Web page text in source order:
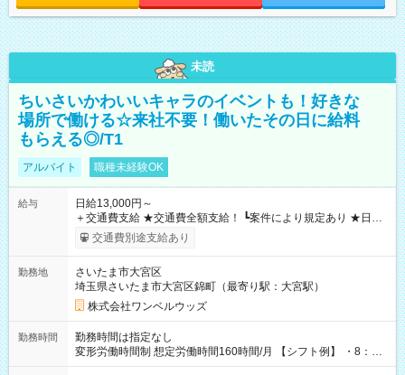
未読
ちいさいかわいいキャラのイベントも！好きな
場所で働ける☆来社不要！働いたその日に給料
もらえる◎/T1
アルバイト 職種未経験OK
給与
日給13,000円～
＋交通費支給 ★交通費全額支給！ ┗案件により規定あり ★日払
いOK！（規定あり） ┗働いたその日に現金GET♪ お仕事後はコ
ンビニATMから 日払い分を引き落とせます！ 【試用期間】試
交通費別途支給あり
勤務地
さいたま市大宮区
埼玉県さいたま市大宮区錦町（最寄り駅：大宮駅）
株式会社ワンベルウッズ
勤務時間
勤務時間は指定なし
変形労働時間制 想定労働時間160時間/月 【シフト例】 ・8：00
～21：00